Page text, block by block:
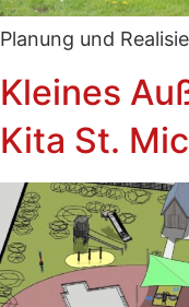
Planung und
Kleines
Kita St.